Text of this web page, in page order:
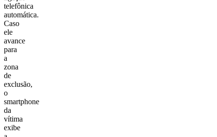
telefônica
automática.
Caso
ele
avance
para
a
zona
de
exclusão,
o
smartphone
da
vítima
exibe